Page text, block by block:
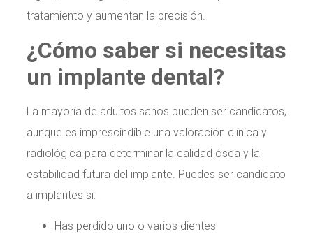
tratamiento y aumentan la precisión.
¿Cómo saber si necesitas
un implante dental?
La mayoría de adultos sanos pueden ser candidatos,
aunque es imprescindible una valoración clínica y
radiológica para determinar la calidad ósea y la
estabilidad futura del implante. Puedes ser candidato
a implantes si:
Has perdido uno o varios dientes